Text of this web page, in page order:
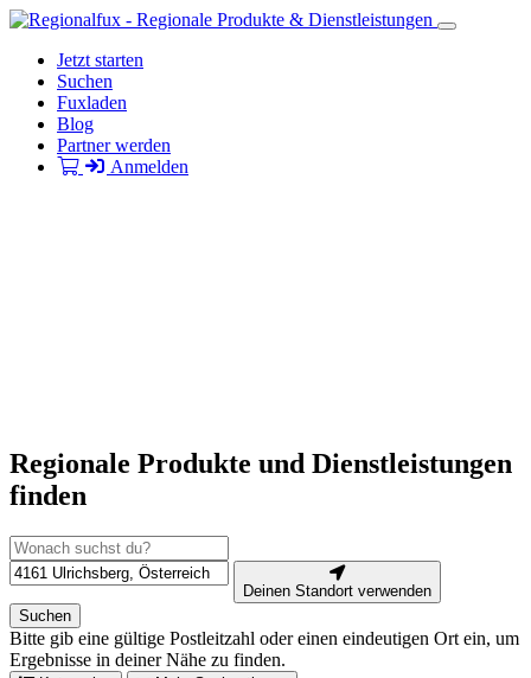
Jetzt starten
Suchen
Fuxladen
Blog
Partner werden
Anmelden
Regionale Produkte und Dienstleistungen
finden
Deinen Standort verwenden
Suchen
Bitte gib eine gültige Postleitzahl oder einen eindeutigen Ort ein, um
Ergebnisse in deiner Nähe zu finden.